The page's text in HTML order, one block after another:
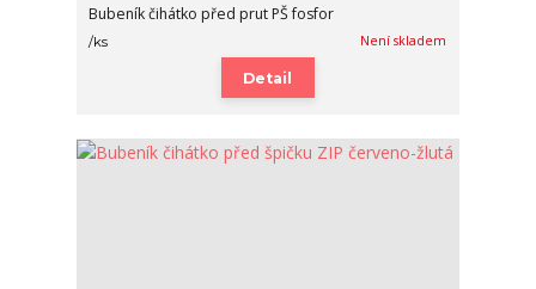
Bubeník čihátko před prut PŠ fosfor
/ks Není skladem
Detail